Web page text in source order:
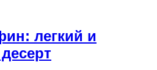
легкий и